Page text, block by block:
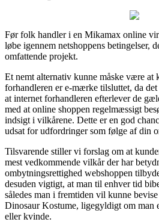
Før folk handler i en Mikamax online
løbe igennem netshoppens betingelser,
omfattende projekt.
Et nemt alternativ kunne måske være
forhandleren er e-mærke tilsluttet, da
at internet forhandleren efterlever de
med at online shoppen regelmæssigt
indsigt i vilkårene. Dette er en god
udsat for udfordringer som følge af din
Tilsvarende stiller vi forslag om at
mest vedkommende vilkår der har
ombytningsrettighed webshoppen
desuden vigtigt, at man til enhver tid
således man i fremtiden vil kunne
Dinosaur Kostume, ligegyldigt om man
eller kvinde.